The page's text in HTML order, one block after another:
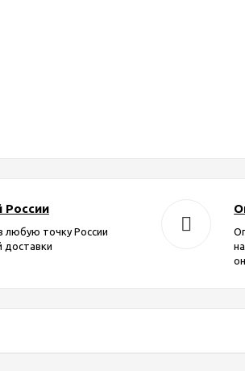
России
любую точку России
доставки